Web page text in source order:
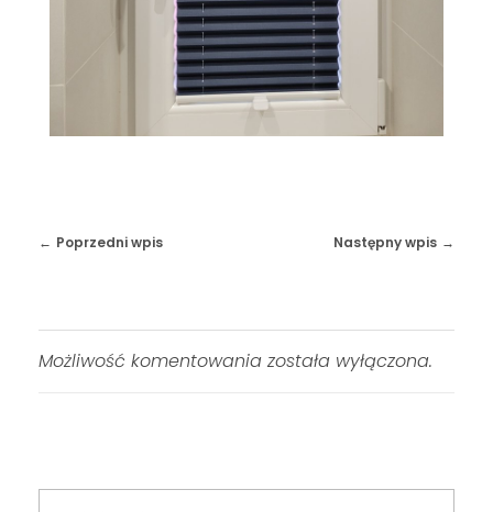
Poprzedni wpis Następny wpis
Możliwość komentowania została wyłączona.